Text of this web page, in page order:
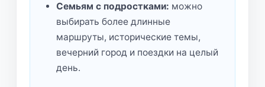
Семьям с подростками: можно
выбирать более длинные
маршруты, исторические темы,
вечерний город и поездки на целый
день.